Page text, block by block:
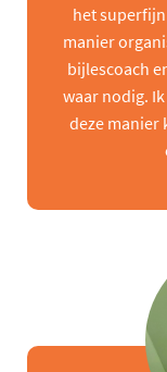
het
manier
bijlescoach
waar nodig.
deze manier